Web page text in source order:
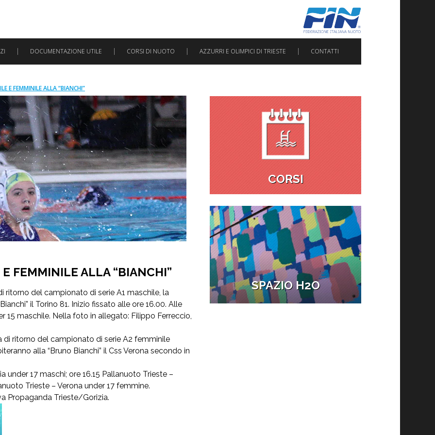
DOCUMENTAZIONE UTILE CORSI DI NUOTO AZZURRI E OLIMPICI DI TRIESTE CONTATTI
E FEMMINILE ALLA “BIANCHI”
FEMMINILE ALLA “BIANCHI”
ritorno del campionato di serie A1 maschile, la
il Torino 81. Inizio fissato alle ore 16.00. Alle
15 maschile. Nella foto in allegato: Filippo Ferreccio,
di ritorno del campionato di serie A2 femminile
alla “Bruno Bianchi” il Css Verona secondo in
under 17 maschi; ore 16.15 Pallanuoto Trieste –
Trieste – Verona under 17 femmine.
Propaganda Trieste/Gorizia.
CORSI
SPAZIO H2O